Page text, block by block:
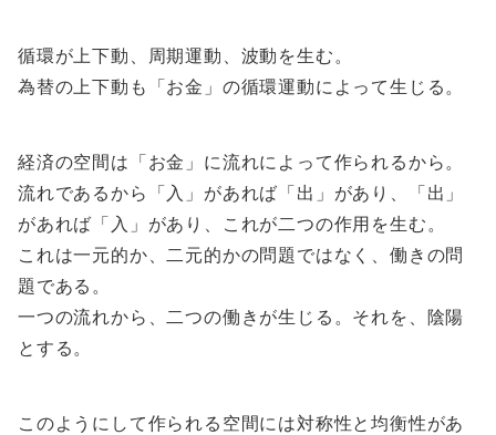
循環が上下動、周期運動、波動を生む。
為替の上下動も「お金」の循環運動によって生じる。
経済の空間は「お金」に流れによって作られるから。
流れであるから「入」があれば「出」があり、「出」
があれば「入」があり、これが二つの作用を生む。
これは一元的か、二元的かの問題ではなく、働きの問
題である。
一つの流れから、二つの働きが生じる。それを、陰陽
とする。
このようにして作られる空間には対称性と均衡性があ